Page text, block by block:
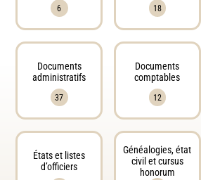
6 18
Documents
administratifs
37
Documents
comptables
12
États et listes
d’officiers
Généalogies, état
civil et cursus
honorum